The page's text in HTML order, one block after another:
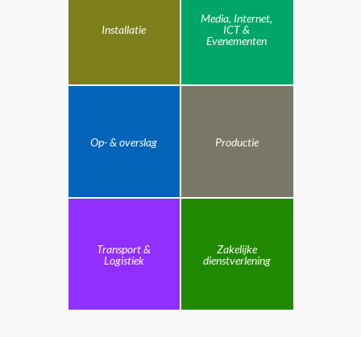
Installatie
Media, Internet,
ICT &
Evenementen
Op- & overslag Productie
Transport &
Logistiek
Zakelijke
dienstverlening